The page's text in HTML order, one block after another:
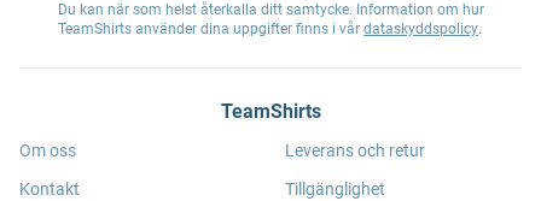
Du kan när som helst återkalla ditt samtycke. Information om hur
TeamShirts använder dina uppgifter finns i vår dataskyddspolicy.
TeamShirts
Om oss
Kontakt
Leverans och retur
Tillgänglighet